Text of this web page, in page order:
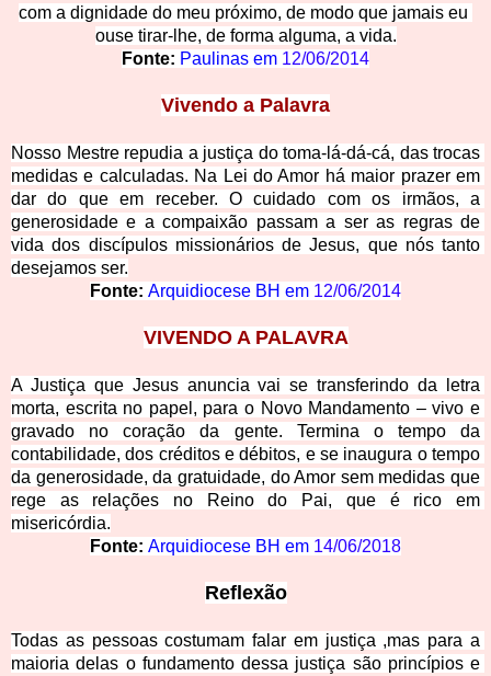
com a dignidade do meu próximo, de modo que jamais eu
ouse tirar-lhe, de forma alguma, a vida.
Fonte: Paulinas em 12/06/2014
Vivendo a Palavra
Nosso Mestre repudia a justiça do toma-lá-dá-cá, das trocas
medidas e calculadas. Na Lei do Amor há maior prazer em
dar do que em receber. O cuidado com os irmãos, a
generosidade e a compaixão passam a ser as regras de
vida dos discípulos missionários de Jesus, que nós tanto
desejamos ser.
Fonte: Arquidiocese BH em 12/06/2014
VIVENDO A PALAVRA
A Justiça que Jesus anuncia vai se transferindo da letra
morta, escrita no papel, para o Novo Mandamento – vivo e
gravado no coração da gente. Termina o tempo da
contabilidade, dos créditos e débitos, e se inaugura o tempo
da generosidade, da gratuidade, do Amor sem medidas que
rege as relações no Reino do Pai, que é rico em
misericórdia.
Fonte: Arquidiocese BH em 14/06/2018
Reflexão
Todas as pessoas costumam falar em justiça ,mas para a
maioria delas o fundamento dessa justiça são princípios e